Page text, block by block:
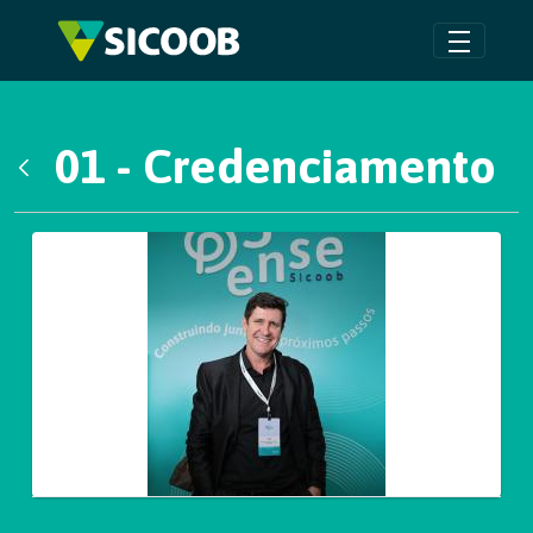
Pular para o Conteúdo principal
01 - Credenciamento